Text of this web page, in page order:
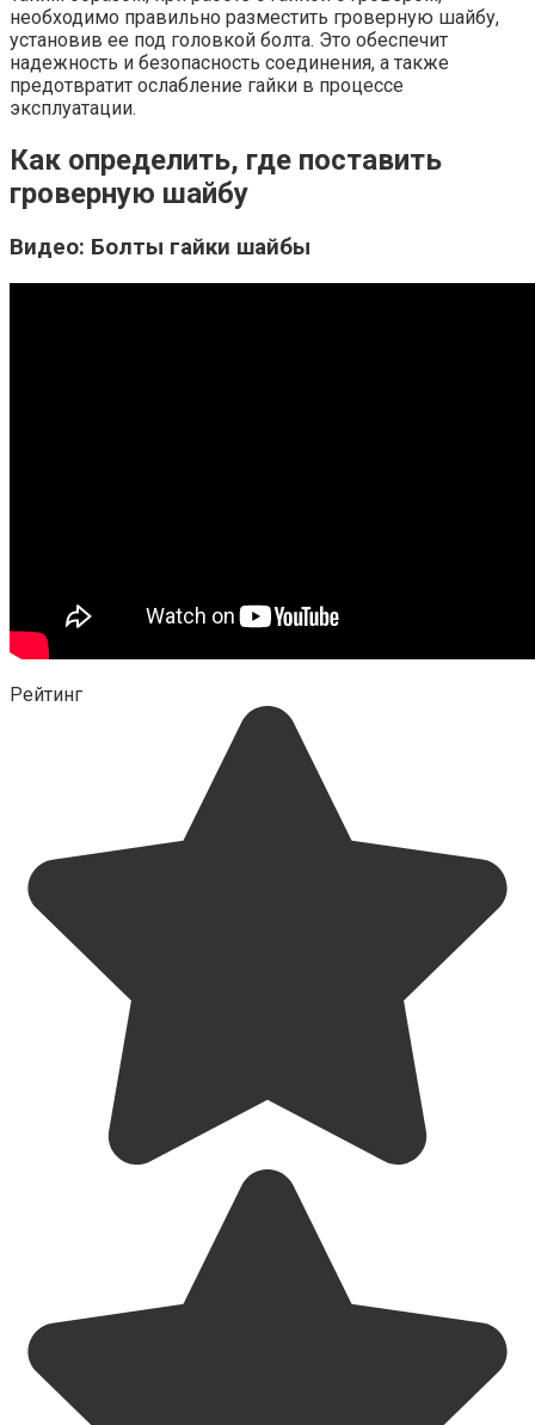
необходимо правильно разместить гроверную шайбу,
установив ее под головкой болта. Это обеспечит
надежность и безопасность соединения, а также
предотвратит ослабление гайки в процессе
эксплуатации.
Как определить, где поставить
гроверную шайбу
Видео: Болты гайки шайбы
Рейтинг